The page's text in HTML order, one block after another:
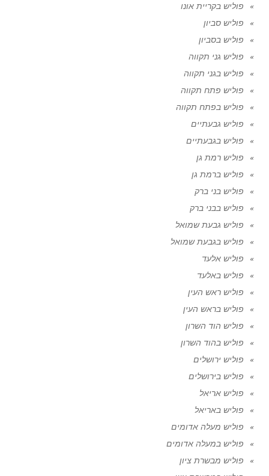
פוליש בקריית אונו
פוליש סביון
פוליש בסביון
פוליש גני תקווה
פוליש בגני תקווה
פוליש פתח תקווה
פוליש בפתח תקווה
פוליש גבעתיים
פוליש בגבעתיים
פוליש רמת גן
פוליש ברמת גן
פוליש בני ברק
פוליש בבני ברק
פוליש גבעת שמואל
פוליש בגבעת שמואל
פוליש אלעד
פוליש באלעד
פוליש ראש העין
פוליש בראש העין
פוליש הוד השרון
פוליש בהוד השרון
פוליש ירושלים
פוליש בירושלים
פוליש אריאל
פוליש באריאל
פוליש מעלה אדומים
פוליש במעלה אדומים
פוליש מבשרת ציון